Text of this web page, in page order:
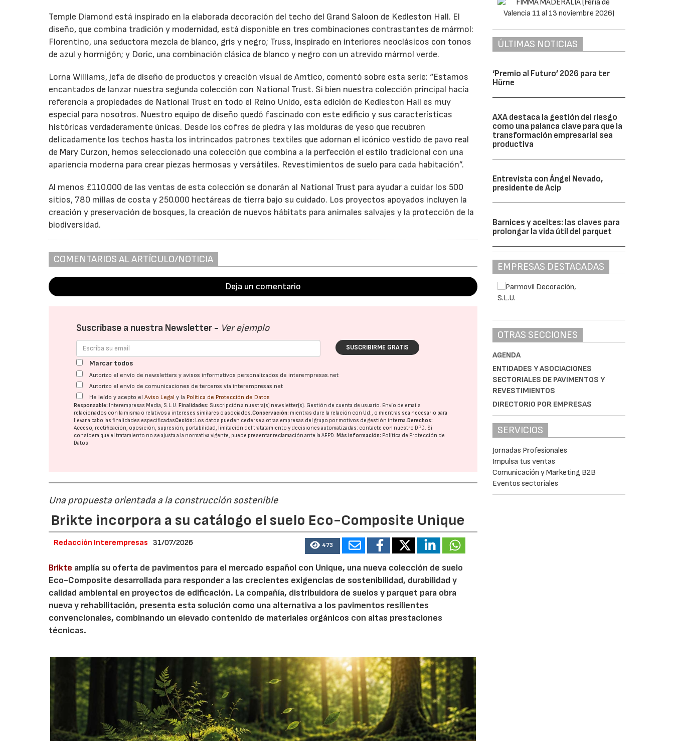
Temple Diamond está inspirado en la elaborada decoración del techo del Grand Saloon de Kedleston Hall. El
diseño, que combina tradición y modernidad, está disponible en tres combinaciones contrastantes de mármol:
Florentino, una seductora mezcla de blanco, gris y negro; Truss, inspirado en interiores neoclásicos con tonos
de azul y hormigón; y Doric, una combinación clásica de blanco y negro con un atrevido mármol verde.
Lorna Williams, jefa de diseño de productos y creación visual de Amtico, comentó sobre esta serie: “Estamos
encantados de lanzar nuestra segunda colección con National Trust. Si bien nuestra colección principal hacía
referencia a propiedades de National Trust en todo el Reino Unido, esta edición de Kedleston Hall es muy
especial para nosotros. Nuestro equipo de diseño quedó fascinado con este edificio y sus características
históricas verdaderamente únicas. Desde los cofres de piedra y las molduras de yeso que recubren
delicadamente los techos hasta los intrincados patrones textiles que adornan el icónico vestido de pavo real
de Mary Curzon, hemos seleccionado una colección que combina a la perfección el estilo tradicional con una
apariencia moderna para crear piezas hermosas y versátiles. Revestimientos de suelo para cada habitación”.
Al menos £110.000 de las ventas de esta colección se donarán al National Trust para ayudar a cuidar los 500
sitios, 780 millas de costa y 250.000 hectáreas de tierra bajo su cuidado. Los proyectos apoyados incluyen la
creación y preservación de bosques, la creación de nuevos hábitats para animales salvajes y la protección de la
biodiversidad.
COMENTARIOS AL ARTÍCULO/NOTICIA
Deja un comentario
Suscríbase a nuestra Newsletter - Ver ejemplo
SUSCRIBIRME GRATIS
Marcar todos
Autorizo el envío de newsletters y avisos informativos personalizados de interempresas.net
Autorizo el envío de comunicaciones de terceros vía interempresas.net
He leído y acepto elAviso Legal y la Política de Protección de Datos
Responsable: Interempresas Media, S.L.U.Finalidades: Suscripción a nuestra(s) newsletter(s). Gestión de cuenta de usuario. Envío de emails
relacionados con la misma o relativos a intereses similares o asociados.Conservación: mientras dure la relación con Ud., o mientras sea necesario para
llevar a cabo las finalidades especificadasCesión: Los datos pueden cederse a otras empresas del grupo por motivos de gestión interna.Derechos:
Acceso, rectificación, oposición, supresión, portabilidad, limitación del tratatamiento y decisiones automatizadas: contacte con nuestro DPD. Si
considera que el tratamiento no se ajusta a la normativa vigente, puede presentar reclamación ante laAEPD.Más información: Política de Protección de
Datos
Una propuesta orientada a la construcción sostenible
Brikte incorpora a su catálogo el suelo Eco-Composite Unique
Redacción Interempresas 31/07/2026 473
Brikte amplía su oferta de pavimentos para el mercado español con Unique, una nueva colección de suelo
Eco-Composite desarrollada para responder a las crecientes exigencias de sostenibilidad, durabilidad y
calidad ambiental en proyectos de edificación. La compañía, distribuidora de suelos y parquet para obra
nueva y rehabilitación, presenta esta solución como una alternativa a los pavimentos resilientes
convencionales, combinando un elevado contenido de materiales orgánicos con altas prestaciones
técnicas.
ÚLTIMAS NOTICIAS
‘Premio al Futuro’ 2026 para ter
Hürne
AXA destaca la gestión del riesgo
como una palanca clave para que la
transformación empresarial sea
productiva
Entrevista con Ángel Nevado,
presidente de Acip
Barnices y aceites: las claves para
prolongar la vida útil del parquet
EMPRESAS DESTACADAS
OTRAS SECCIONES
AGENDA
ENTIDADES Y ASOCIACIONES
SECTORIALES DE PAVIMENTOS Y
REVESTIMIENTOS
DIRECTORIO POR EMPRESAS
SERVICIOS
Jornadas Profesionales
Impulsa tus ventas
Comunicación y Marketing B2B
Eventos sectoriales